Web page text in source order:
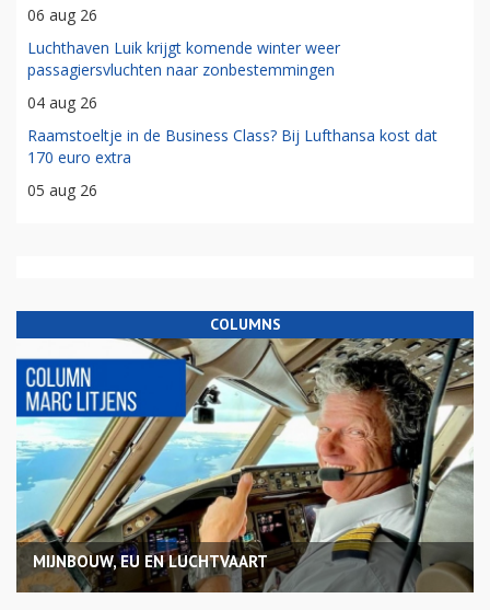
06 aug 26
Luchthaven Luik krijgt komende winter weer
passagiersvluchten naar zonbestemmingen
04 aug 26
Raamstoeltje in de Business Class? Bij Lufthansa kost dat
170 euro extra
05 aug 26
COLUMNS
MIJNBOUW, EU EN LUCHTVAART